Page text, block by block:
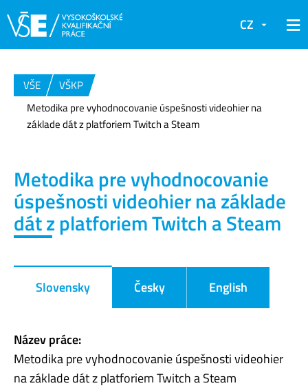
CZ
VŠE
VŠKP
Metodika pre vyhodnocovanie úspešnosti videohier na
základe dát z platforiem Twitch a Steam
Metodika pre vyhodnocovanie
úspešnosti videohier na základe
dát z platforiem Twitch a Steam
Slovensky Česky English
Název práce:
Metodika pre vyhodnocovanie úspešnosti videohier
na základe dát z platforiem Twitch a Steam